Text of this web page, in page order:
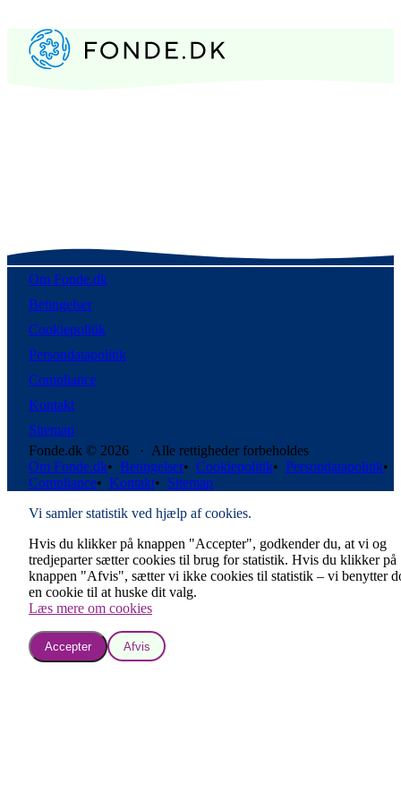
Om Fonde.dk
Betingelser
Cookiepolitik
Persondatapolitik
Compliance
Kontakt
Sitemap
Fonde.dk © 2026 · Alle rettigheder forbeholdes
Om Fonde.dk• Betingelser• Cookiepolitik• Persondatapolitik•
Compliance• Kontakt• Sitemap
Vi samler statistik ved hjælp af cookies.
Hvis du klikker på knappen "Accepter", godkender du, at vi og
tredjeparter sætter cookies til brug for statistik. Hvis du klikker på
knappen "Afvis", sætter vi ikke cookies til statistik – vi benytter
en cookie til at huske dit valg.
Læs mere om cookies
Accepter Afvis